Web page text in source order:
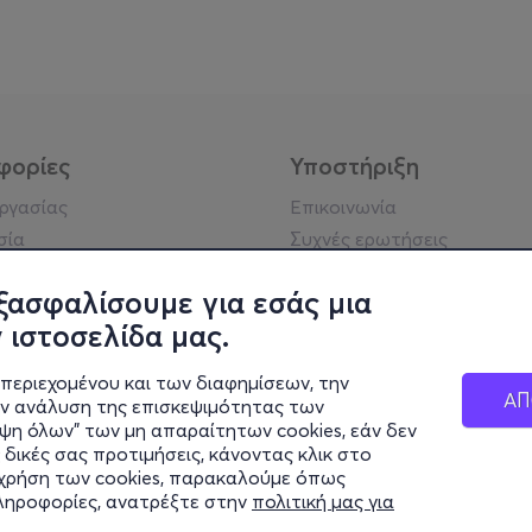
για εσάς μια
μας.
και των διαφημίσεων, την
ανάλυση της επισκεψιμότητας των
όλων" των μη απαραίτητων cookies, εάν δεν
σας προτιμήσεις, κάνοντας κλικ στο
χρήση των cookies, παρακαλούμε όπως
ανατρέξτε στην πολιτική μας για
απορρήτου
στοιχεία
Εταιρείας
Υποστήριξη
Επικοινωνία
Συχνές ερωτήσεις
Υπηρεσίες
Σύνδεση reseller